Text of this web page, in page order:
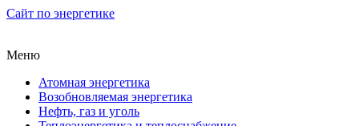
Сайт по энергетике
Меню
Атомная энергетика
Возобновляемая энергетика
Нефть, газ и уголь